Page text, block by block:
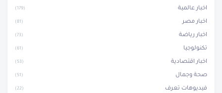
اخبار عالمية (179)
اخبار مصر (81)
اخبار رياضة (73)
تكنولوجيا (61)
اخبار اقتصادية (53)
صحة وجمال (51)
فيديوهات تعرف (22)